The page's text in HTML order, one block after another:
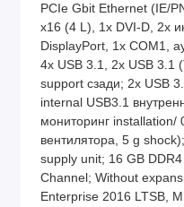
PCIe Gbit Ethernet (IE/
x16 (4 L), 1x DVI-D, 2x
DisplayPort, 1x COM1,
4x USB 3.1, 2x USB 3.1
support сзади; 2x USB
internal USB3.1
мониторинг installation/
вентилятора, 5 g
supply unit; 16 GB
Channel; Without
Enterprise 2016 LTSB,